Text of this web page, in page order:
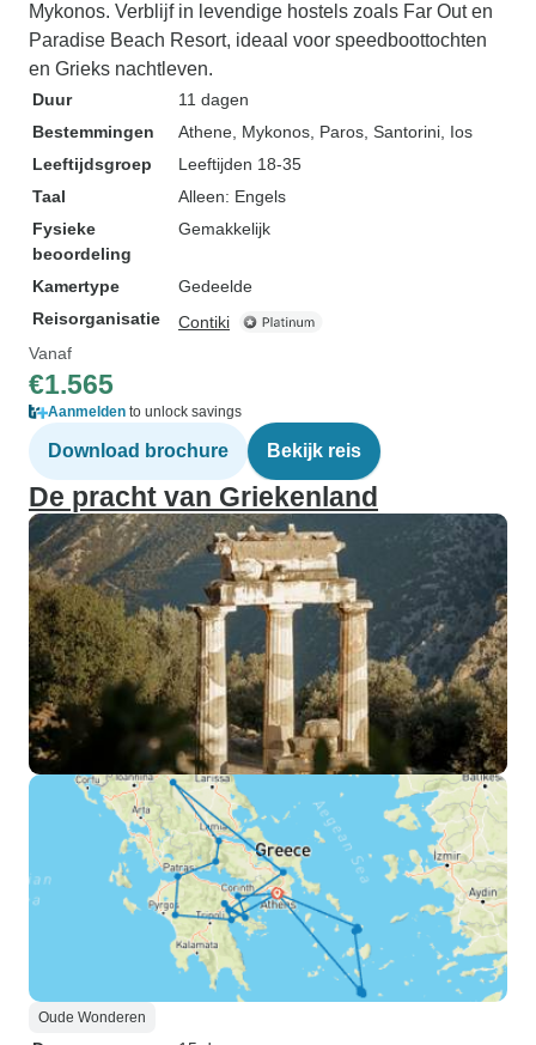
Mykonos. Verblijf in levendige hostels zoals Far Out en
Paradise Beach Resort, ideaal voor speedboottochten
en Grieks nachtleven.
Duur
11 dagen
Bestemmingen
Athene , Mykonos , Paros , Santorini , Ios
Leeftijdsgroep
Leeftijden 18-35
Taal
Alleen: Engels
Fysieke
beoordeling
Gemakkelijk
Kamertype
Gedeelde
Reisorganisatie
Contiki
Vanaf
€1.565
Aanmelden to unlock savings
Download brochure Bekijk reis
De pracht van Griekenland
Oude Wonderen